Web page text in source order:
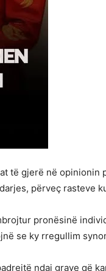
të gjerë në
përveç
pronësinë
se ky rregullim
ndaj grave që